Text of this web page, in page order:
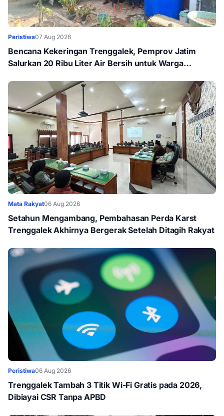
Peristiwa07 Aug 2026
Bencana Kekeringan Trenggalek, Pemprov Jatim
Salurkan 20 Ribu Liter Air Bersih untuk Warga
Mata Rakyat06 Aug 2026
Setahun Mengambang, Pembahasan Perda Karst
Trenggalek Akhirnya Bergerak Setelah Ditagih Rakyat
Peristiwa06 Aug 2026
Trenggalek Tambah 3 Titik Wi-Fi Gratis pada 2026,
Dibiayai CSR Tanpa APBD